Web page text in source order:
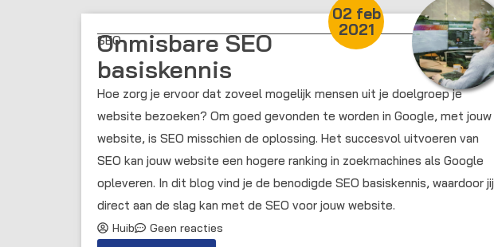
SEO
02 feb
2021
Onmisbare SEO
basiskennis
Hoe zorg je ervoor dat zoveel mogelijk mensen uit je doelgroep je
website bezoeken? Om goed gevonden te worden in Google, met jouw
website, is SEO misschien de oplossing. Het succesvol uitvoeren van
SEO kan jouw website een hogere ranking in zoekmachines als Google
opleveren. In dit blog vind je de benodigde SEO basiskennis, waardoor jij
direct aan de slag kan met de SEO voor jouw website.
Huib Geen reacties